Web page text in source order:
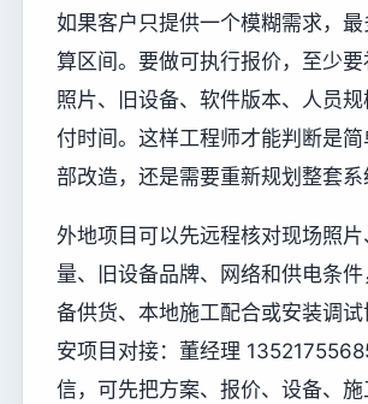
如果客户只提供一个模糊需求，
算区间。要做可执行报价，至少要
照片、旧设备、软件版本、人员
付时间。这样工程师才能判断是
部改造，还是需要重新规划整套系
外地项目可以先远程核对现场照
量、旧设备品牌、网络和供电条
备供货、本地施工配合或安装调
安项目对接：董经理
信，可先把方案、报价、设备、